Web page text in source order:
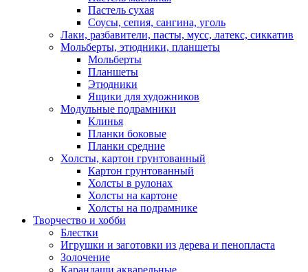
Пастель сухая
Соусы, сепия, сангина, уголь
Лаки, разбавители, пасты, мусс, латекс, сиккатив
Мольберты, этюдники, планшеты
Мольберты
Планшеты
Этюдники
Ящики для художников
Модульные подрамники
Клинья
Планки боковые
Планки средние
Холсты, картон грунтованный
Картон грунтованный
Холсты в рулонах
Холсты на картоне
Холсты на подрамнике
Творчество и хобби
Блестки
Игрушки и заготовки из дерева и пенопласта
Золочение
Карандаши акварельные